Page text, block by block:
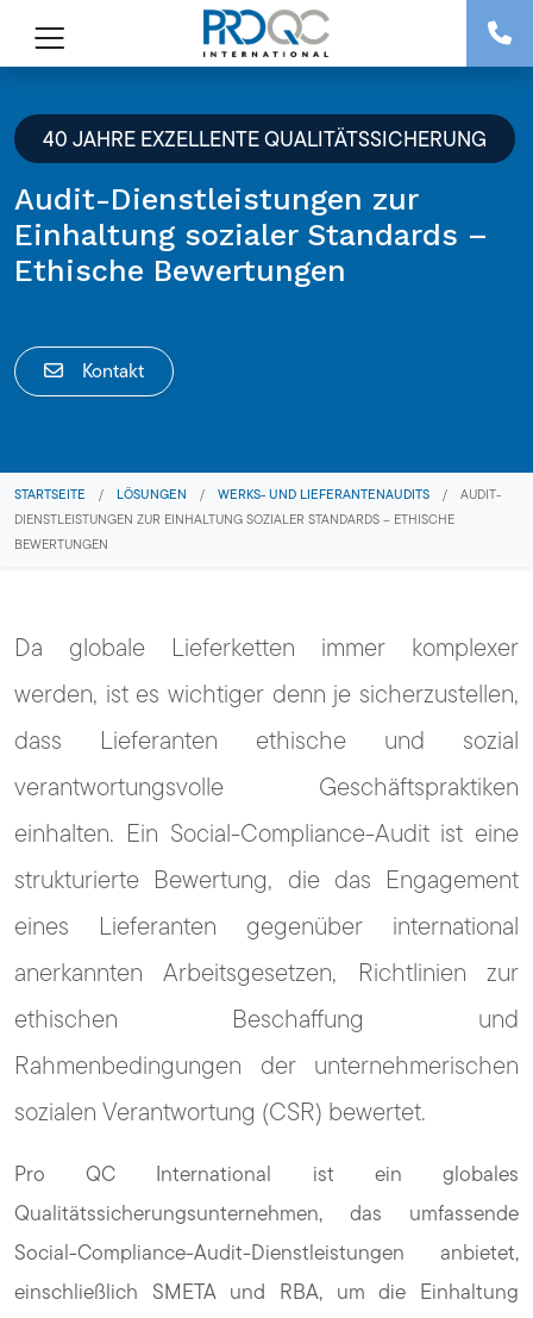
40 JAHRE EXZELLENTE QUALITÄTSSICHERUNG
Audit-Dienstleistungen zur
Einhaltung sozialer Standards –
Ethische Bewertungen
Kontakt
STARTSEITE / LÖSUNGEN / WERKS- UND LIEFERANTENAUDITS /
AUDIT-
DIENSTLEISTUNGEN ZUR EINHALTUNG SOZIALER STANDARDS – ETHISCHE
BEWERTUNGEN
Da globale Lieferketten immer komplexer
werden, ist es wichtiger denn je sicherzustellen,
dass Lieferanten ethische und sozial
verantwortungsvolle Geschäftspraktiken
einhalten. Ein Social-Compliance-Audit ist eine
strukturierte Bewertung, die das Engagement
eines Lieferanten gegenüber international
anerkannten Arbeitsgesetzen, Richtlinien zur
ethischen Beschaffung und
Rahmenbedingungen der unternehmerischen
sozialen Verantwortung (CSR) bewertet.
Pro QC International ist ein globales
Qualitätssicherungsunternehmen, das umfassende
Social-Compliance-Audit-Dienstleistungen anbietet,
einschließlich SMETA und RBA, um die Einhaltung